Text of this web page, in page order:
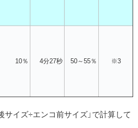
10％ 4分27秒 50～55％ ※3
サイズ÷エンコ前サイズ」で計算して